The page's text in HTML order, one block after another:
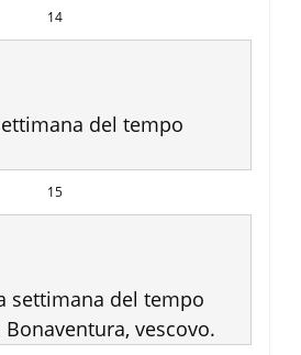
14
del tempo
15
settimana del tempo
vescovo.